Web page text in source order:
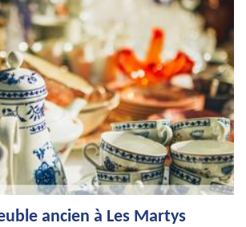
ancien à Les Martys